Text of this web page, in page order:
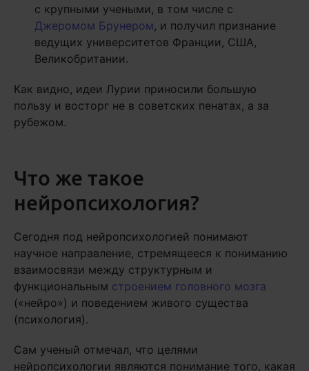
с крупными учеными, в том числе с
Джеромом Брунером, и получил признание
ведущих университетов Франции, США,
Великобритании.
Как видно, идеи Лурии приносили большую
пользу и восторг не в советских пенатах, а за
рубежом.
Что же такое
нейропсихология?
Сегодня под нейропсихологией понимают
научное направление, стремящееся к пониманию
взаимосвязи между структурным и
функциональным строением головного мозга
(«нейро») и поведением живого существа
(психология).
Сам ученый отмечал, что целями
нейропсихологии являются понимание того, какая